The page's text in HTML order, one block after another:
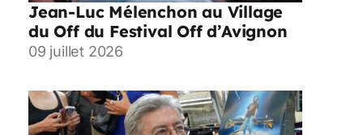
Jean-Luc Mélenchon au Village
du Off du Festival Off d’Avignon
09 juillet 2026